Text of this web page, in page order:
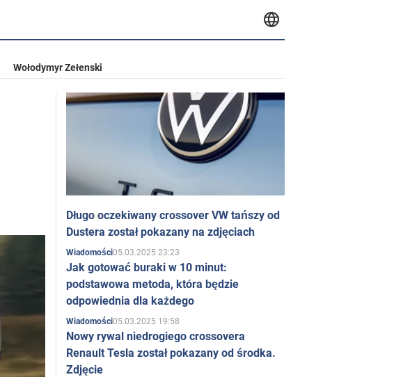
Wołodymyr Zełenski
Długo oczekiwany crossover VW tańszy od
Dustera został pokazany na zdjęciach
Wiadomości05.03.2025 23:23
Jak gotować buraki w 10 minut:
podstawowa metoda, która będzie
odpowiednia dla każdego
Wiadomości05.03.2025 19:58
Nowy rywal niedrogiego crossovera
Renault Tesla został pokazany od środka.
Zdjęcie